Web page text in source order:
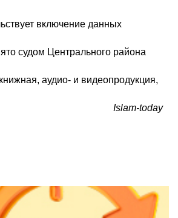
включение данных
судом Центрального района
аудио- и видеопродукция,
Islam-today